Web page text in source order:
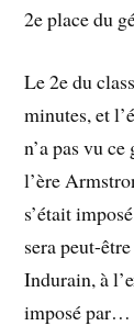
2e place du
Le 2e du
minutes, et
n’a pas vu
l’ère
s’était
sera peut-
Indurain, à
imposé par…